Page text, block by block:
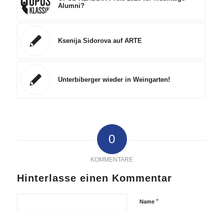
Alumni?
Ksenija Sidorova auf ARTE
Unterbiberger wieder in Weingarten!
0
KOMMENTARE
Hinterlasse einen Kommentar
Name *